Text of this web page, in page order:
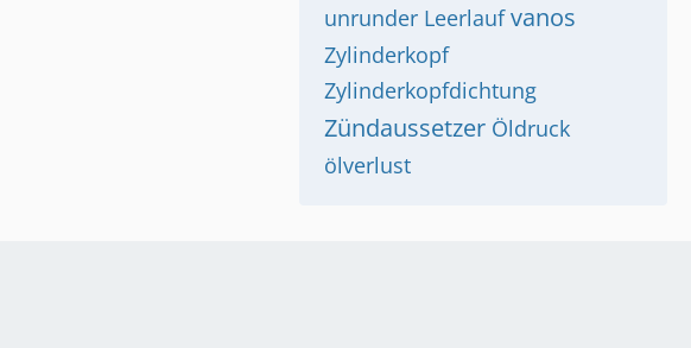
unrunder Leerlauf vanos
Zylinderkopf
Zylinderkopfdichtung
Zündaussetzer Öldruck
ölverlust